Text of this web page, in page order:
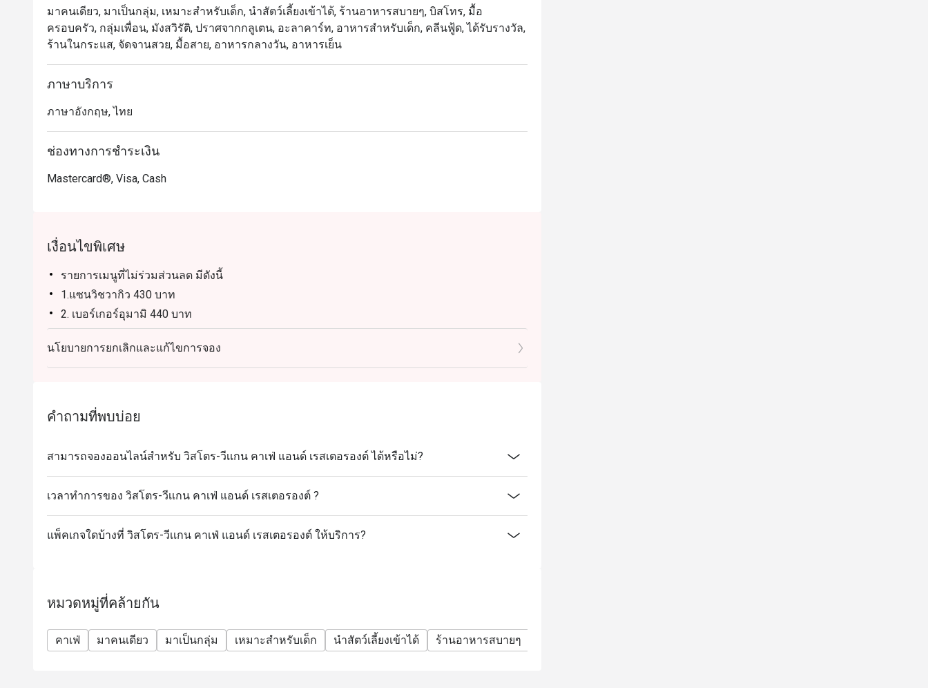
มาคนเดียว, มาเป็นกลุ่ม, เหมาะสำหรับเด็ก, นำสัตว์เลี้ยงเข้าได้, ร้านอาหารสบายๆ, บิสโทร, มื้อ
ครอบครัว, กลุ่มเพื่อน, มังสวิรัติ, ปราศจากกลูเตน, อะลาคาร์ท, อาหารสำหรับเด็ก, คลีนฟู้ด, ได้รับรางวัล,
ร้านในกระแส, จัดจานสวย, มื้อสาย, อาหารกลางวัน, อาหารเย็น
ภาษาบริการ
ภาษาอังกฤษ, ไทย
ช่องทางการชำระเงิน
Mastercard®, Visa, Cash
เงื่อนไขพิเศษ
รายการเมนูที่ไม่ร่วมส่วนลด มีดังนี้
1.แซนวิชวากิว 430 บาท
2. เบอร์เกอร์อุมามิ 440 บาท
3.กร็อกเกตชีสทรัฟเฟิล 310 บาท
4.ซูชิวิสโตร 320 บาท
5.แฟลตเบรดทรัฟเฟิล 330 บาท
นโยบายการยกเลิกและแก้ไขการจอง
คำถามที่พบบ่อย
สามารถจองออนไลน์สำหรับ วิสโตร-วีเเกน คาเฟ่ แอนด์ เรสเตอรองต์ ได้หรือไม่?
เวลาทำการของ วิสโตร-วีเเกน คาเฟ่ แอนด์ เรสเตอรองต์ ?
แพ็คเกจใดบ้างที่ วิสโตร-วีเเกน คาเฟ่ แอนด์ เรสเตอรองต์ ให้บริการ?
หมวดหมู่ที่คล้ายกัน
คาเฟ่ มาคนเดียว มาเป็นกลุ่ม เหมาะสำหรับเด็ก นำสัตว์เลี้ยงเข้าได้ ร้านอาหารสบายๆ